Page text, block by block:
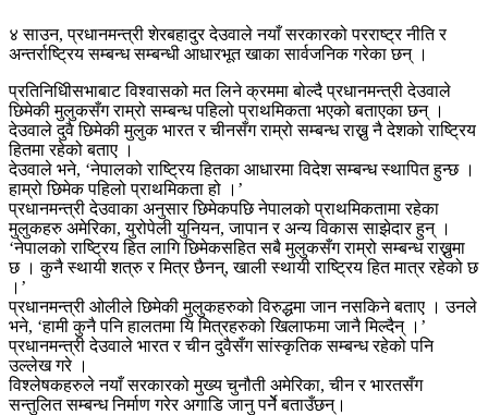
४ साउन, प्रधानमन्त्री शेरबहादुर देउवाले नयाँ सरकारको परराष्ट्र नीति र
अन्तर्राष्ट्रिय सम्बन्ध सम्बन्धी आधारभूत खाका सार्वजनिक गरेका छन् ।
प्रतिनिधिीसभाबाट विश्वासको मत लिने क्रममा बोल्दै प्रधानमन्त्री देउवाले
छिमेकी मुलुकसँग राम्रो सम्बन्ध पहिलो प्राथमिकता भएको बताएका छन् ।
देउवाले दुवै छिमेकी मुलुक भारत र चीनसँग राम्रो सम्बन्ध राख्नु नै देशको राष्ट्रिय
हितमा रहेको बताए ।
देउवाले भने, ‘नेपालको राष्ट्रिय हितका आधारमा विदेश सम्बन्ध स्थापित हुन्छ ।
हाम्रो छिमेक पहिलो प्राथमिकता हो ।’
प्रधानमन्त्री देउवाका अनुसार छिमेकपछि नेपालको प्राथमिकतामा रहेका
मुलुकहरु अमेरिका, युरोपेली युनियन, जापान र अन्य विकास साझेदार हुन् ।
‘नेपालको राष्ट्रिय हित लागि छिमेकसहित सबै मुलुकसँग राम्रो सम्बन्ध राख्नुमा
छ । कुनै स्थायी शत्रु र मित्र छैनन्, खाली स्थायी राष्ट्रिय हित मात्र रहेको छ
।’
प्रधानमन्त्री ओलीले छिमेकी मुलुकहरुको विरुद्धमा जान नसकिने बताए । उनले
भने, ‘हामी कुनै पनि हालतमा यि मित्रहरुको खिलाफमा जानै मिल्दैन् ।’
प्रधानमन्त्री देउवाले भारत र चीन दुवैसँग सांस्कृतिक सम्बन्ध रहेको पनि
उल्लेख गरे ।
विश्लेषकहरुले नयाँ सरकारको मुख्य चुनौती अमेरिका, चीन र भारतसँग
सन्तुलित सम्बन्ध निर्माण गरेर अगाडि जानु पर्नेे बताउँछन्।